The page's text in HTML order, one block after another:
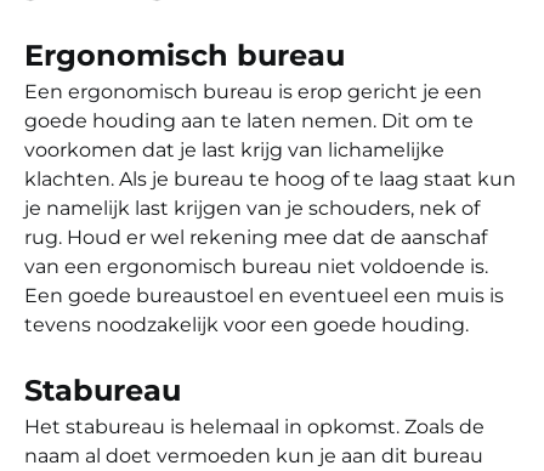
Ergonomisch bureau
Een ergonomisch bureau is erop gericht je een
goede houding aan te laten nemen. Dit om te
voorkomen dat je last krijg van lichamelijke
klachten. Als je bureau te hoog of te laag staat kun
je namelijk last krijgen van je schouders, nek of
rug. Houd er wel rekening mee dat de aanschaf
van een ergonomisch bureau niet voldoende is.
Een goede bureaustoel en eventueel een muis is
tevens noodzakelijk voor een goede houding.
Stabureau
Het stabureau is helemaal in opkomst. Zoals de
naam al doet vermoeden kun je aan dit bureau